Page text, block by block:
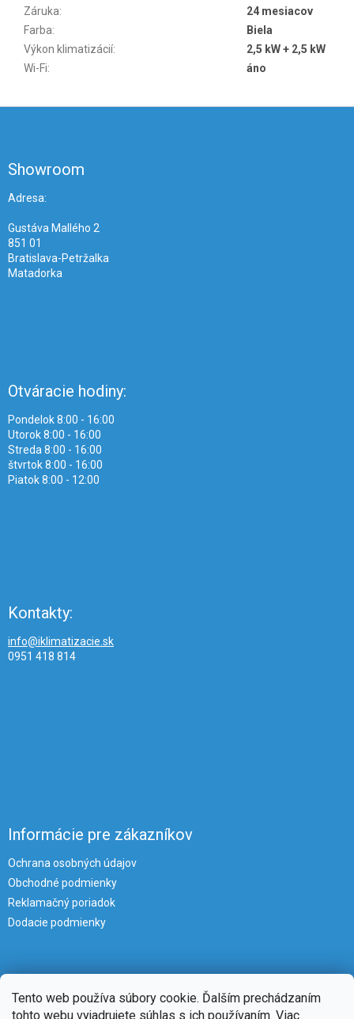
Tento web používa súbory cookie. Ďalším prechádzaním
tohto webu vyjadrujete súhlas s ich používaním. Viac
Záruka:
24 mesiacov
Farba:
Biela
Výkon klimatizácií:
2,5 kW + 2,5 kW
Wi-Fi: áno
Showroom
Adresa:
Gustáva Mallého 2
851 01
Bratislava-Petržalka
Matadorka
Otváracie hodiny:
Pondelok 8:00 - 16:00
Utorok 8:00 - 16:00
Streda 8:00 - 16:00
štvrtok 8:00 - 16:00
Piatok 8:00 - 12:00
Kontakty:
info@iklimatizacie.sk
0951 418 814
Informácie pre zákazníkov
Ochrana osobných údajov
Obchodné podmienky
Reklamačný poriadok
Dodacie podmienky